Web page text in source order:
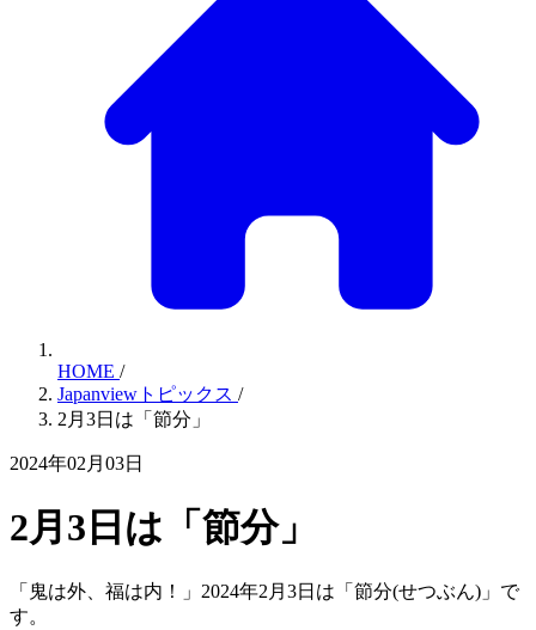
HOME /
Japanviewトピックス /
2月3日は「節分」
2024年02月03日
2月3日は「節分」
「鬼は外、福は内！」2024年2月3日は「節分(せつぶん)」で
す。